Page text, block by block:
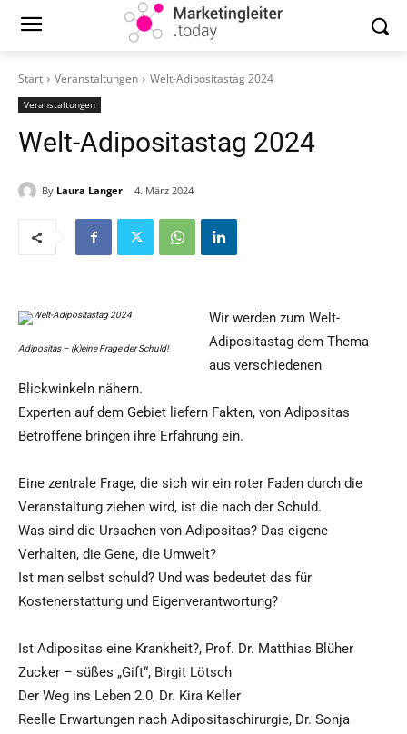
Start Veranstaltungen Welt-Adipositastag 2024
Veranstaltungen
Welt-Adipositastag 2024
By Laura Langer 4. März 2024
Adipositas – (k)eine Frage der Schuld!
Wir werden zum Welt-
Adipositastag dem Thema
aus verschiedenen
Blickwinkeln nähern.
Experten auf dem Gebiet liefern Fakten, von Adipositas
Betroffene bringen ihre Erfahrung ein.
Eine zentrale Frage, die sich wir ein roter Faden durch die
Veranstaltung ziehen wird, ist die nach der Schuld.
Was sind die Ursachen von Adipositas? Das eigene
Verhalten, die Gene, die Umwelt?
Ist man selbst schuld? Und was bedeutet das für
Kostenerstattung und Eigenverantwortung?
Ist Adipositas eine Krankheit?, Prof. Dr. Matthias Blüher
Zucker – süßes „Gift“, Birgit Lötsch
Der Weg ins Leben 2.0, Dr. Kira Keller
Reelle Erwartungen nach Adipositaschirurgie, Dr. Sonja